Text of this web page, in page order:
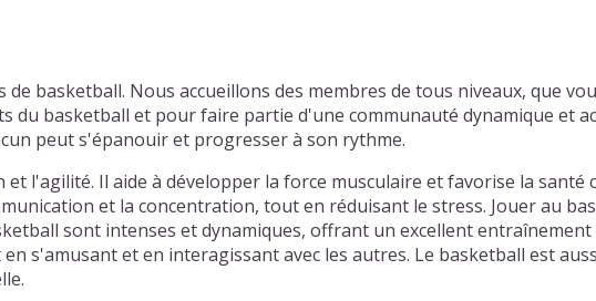
basketball. Nous accueillons des membres de tous niveaux, que
basketball et pour faire partie d'une communauté dynamique et
peut s'épanouir et progresser à son rythme.
l'agilité. Il aide à développer la force musculaire et favorise la santé
et la concentration, tout en réduisant le stress. Jouer au
sont intenses et dynamiques, offrant un excellent
s'amusant et en interagissant avec les autres. Le basketball est